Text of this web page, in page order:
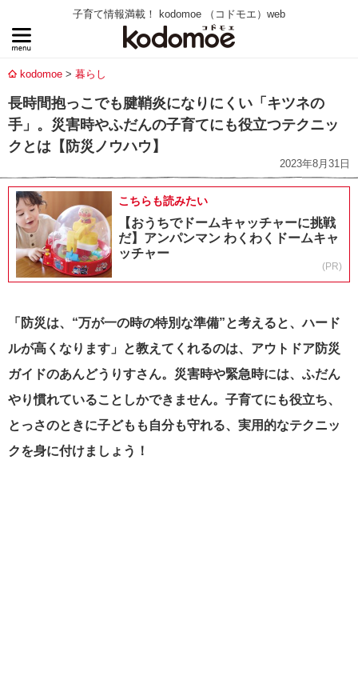
子育て情報満載！ kodomoe （コドモエ）web
kodomoe 暮らし
長時間抱っこでも腱鞘炎になりにくい「キツネの
手」。災害時やふだんの子育てにも役立つテクニッ
クとは【防災ノウハウ】
2023年8月31日
こちらも読みたい
【おうちでドームキャッチャーに挑戦
だ】アンパンマン わくわくドームキャ
ッチャー
(PR)
「防災は、“万が一の時の特別な準備”と考えると、ハード
ルが高くなります」と教えてくれるのは、アウトドア防災
ガイドのあんどうりすさん。災害時や緊急時には、ふだん
やり慣れていることしかできません。子育てにも役立ち、
とっさのときに子どもも自分も守れる、実用的なテクニッ
クを身に付けましょう！